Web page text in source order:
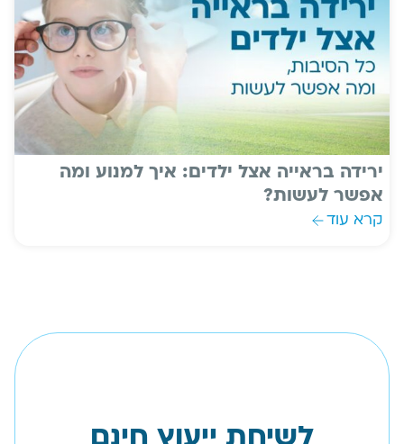
ירידה בראייה אצל ילדים: איך למנוע ומה
אפשר לעשות?
קרא עוד